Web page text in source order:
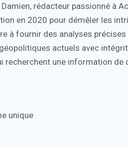
rédacteur passionné à
en 2020 pour démêler les
à fournir des analyses
actuels avec
recherchent une information de
unique